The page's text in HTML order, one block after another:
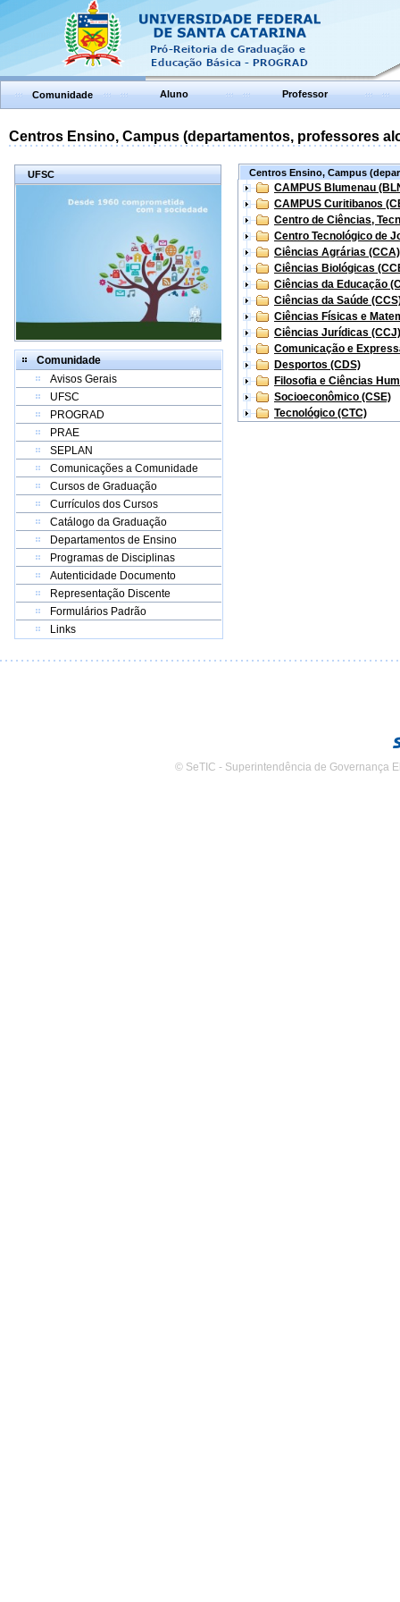
Comunidade Aluno Professor
Centros Ensino, Campus (departamentos, professores
UFSC
Comunidade
Avisos Gerais
UFSC
PROGRAD
PRAE
SEPLAN
Comunicações a Comunidade
Cursos de Graduação
Currículos dos Cursos
Catálogo da Graduação
Departamentos de Ensino
Programas de Disciplinas
Autenticidade Documento
Representação Discente
Formulários Padrão
Links
Centros Ensino, Campus
CAMPUS Blumenau
CAMPUS Curitibanos
Centro de Ciências,
Centro Tecnológico de
Ciências Agrárias (CCA)
Ciências Biológicas
Ciências da Educação
Ciências da Saúde
Ciências Físicas e
Ciências Jurídicas (CCJ)
Comunicação e
Desportos (CDS)
Filosofia e Ciências
Socioeconômico (CSE)
Tecnológico (CTC)
© SeTIC - Superintendência de Governança